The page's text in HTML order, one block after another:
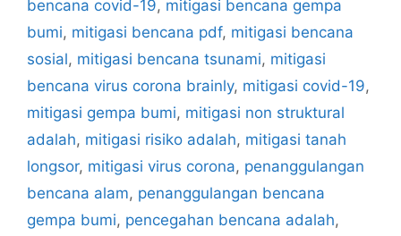
bencana covid-19, mitigasi bencana gempa
bumi, mitigasi bencana pdf, mitigasi bencana
sosial, mitigasi bencana tsunami, mitigasi
bencana virus corona brainly, mitigasi covid-19,
mitigasi gempa bumi, mitigasi non struktural
adalah, mitigasi risiko adalah, mitigasi tanah
longsor, mitigasi virus corona, penanggulangan
bencana alam, penanggulangan bencana
gempa bumi, pencegahan bencana adalah,